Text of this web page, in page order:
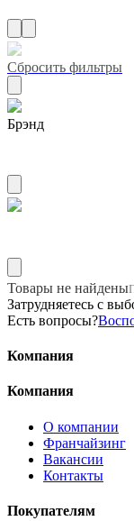
Сбросить фильтры
Брэнд
Товары не найдены
Затрудняетесь с
Есть вопросы?
Компания
Компания
О компании
Франчайзинг
Вакансии
Контакты
Покупателям